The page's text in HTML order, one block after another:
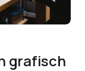
grafisch